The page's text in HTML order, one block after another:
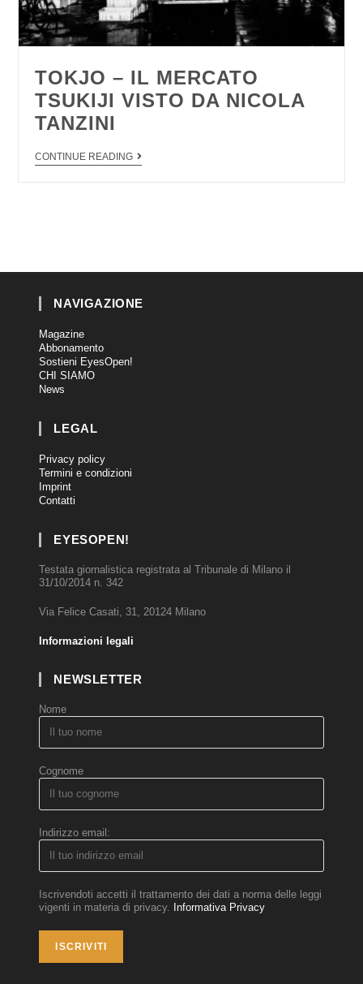
TOKJO – IL MERCATO
TSUKIJI VISTO DA NICOLA
TANZINI
CONTINUE READING
NAVIGAZIONE
Magazine
Abbonamento
Sostieni EyesOpen!
CHI SIAMO
News
LEGAL
Privacy policy
Termini e condizioni
Imprint
Contatti
EYESOPEN!
Testata giornalistica registrata al Tribunale di Milano il
31/10/2014 n. 342
Via Felice Casati, 31, 20124 Milano
Informazioni legali
NEWSLETTER
Nome
Cognome
Indirizzo email:
Iscrivendoti accetti il trattamento dei dati a norma delle leggi
vigenti in materia di privacy.
Informativa Privacy